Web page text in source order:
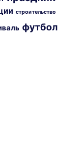
строительство
футбол